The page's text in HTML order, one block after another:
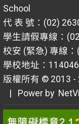
School
代 表 號：(02)
學生請假專線：
校安 (緊急) 專線
學校地址：
版權所有 © 2013 -
| Power by